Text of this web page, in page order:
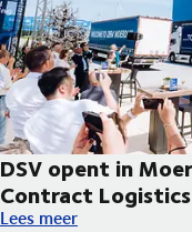
DSV opent in
Contract
DSV opent in Moerdijk
Lees meer